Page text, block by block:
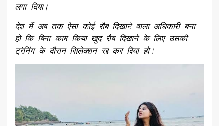
लगा दिया।
देश में अब तक ऐसा कोई रौब दिखाने वाला अधिकारी बना
हो कि बिना काम किया खुद रौब दिखाने के लिए उसकी
ट्रेनिंग के दौरान सिलेक्शन रद्द कर दिया हो।